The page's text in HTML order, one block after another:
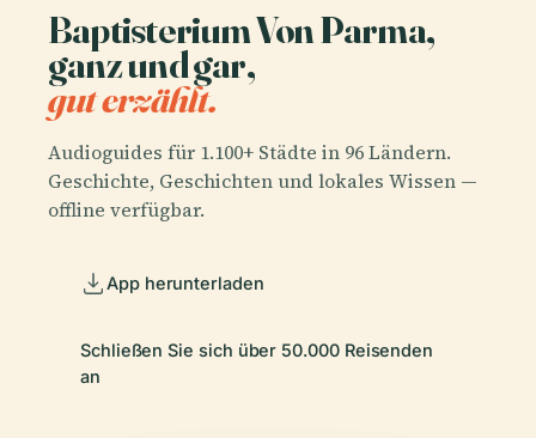
Baptisterium Von Parma,
ganz und gar,
gut erzählt.
Audioguides für 1.100+ Städte in 96 Ländern.
Geschichte, Geschichten und lokales Wissen —
offline verfügbar.
App herunterladen
Schließen Sie sich über 50.000 Reisenden
an